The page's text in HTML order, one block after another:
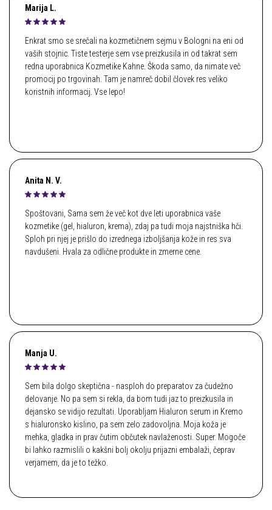
Marija L.
Enkrat smo se srečali na kozmetičnem sejmu v Bologni na eni od
vaših stojnic. Tiste testerje sem vse preizkusila in od takrat sem
redna uporabnica Kozmetike Kahne. Škoda samo, da nimate več
promocij po trgovinah. Tam je namreč dobil človek res veliko
koristnih informacij. Vse lepo!
Anita N. V.
Spoštovani, Sama sem že več kot dve leti uporabnica vaše
kozmetike (gel, hialuron, krema), zdaj pa tudi moja najstniška hči.
Sploh pri njej je prišlo do izrednega izboljšanja kože in res sva
navdušeni. Hvala za odlične produkte in zmerne cene.
Manja U.
Sem bila dolgo skeptična - nasploh do preparatov za čudežno
delovanje. No pa sem si rekla, da bom tudi jaz to preizkusila in
dejansko se vidijo rezultati. Uporabljam Hialuron serum in Kremo
s hialuronsko kislino, pa sem zelo zadovoljna. Moja koža je
mehka, gladka in prav čutim občutek navlaženosti. Super. Mogoče
bi lahko razmislili o kakšni bolj okolju prijazni embalaži, čeprav
verjamem, da je to težko.